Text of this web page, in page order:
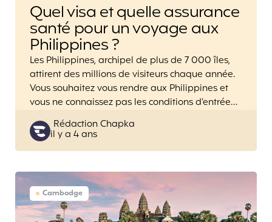
Quel visa et quelle assurance
santé pour un voyage aux
Philippines ?
Les Philippines, archipel de plus de 7 000 îles,
attirent des millions de visiteurs chaque année.
Vous souhaitez vous rendre aux Philippines et
vous ne connaissez pas les conditions d’entrée…
Posted
by
Rédaction Chapka
il y a 4 ans
Cambodge